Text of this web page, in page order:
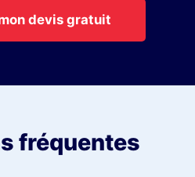
devis gratuit
fréquentes